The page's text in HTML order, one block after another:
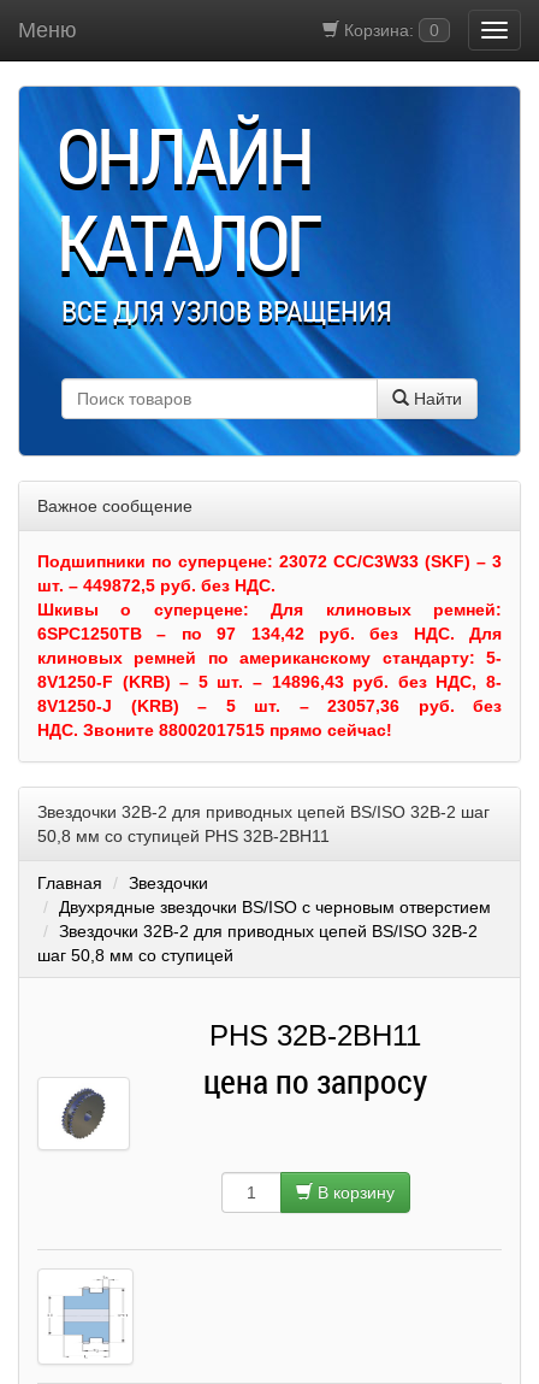
Корзина: 0
Меню
ОНЛАЙН
КАТАЛОГ
ВСЕ ДЛЯ УЗЛОВ ВРАЩЕНИЯ
Найти
Важное сообщение
Подшипники по суперцене: 23072 CC/C3W33 (SKF) – 3
шт. – 449872,5 руб. без НДС.
Шкивыо суперцене:Для клиновых ремней:
6SPC1250TB – по 97 134,42 руб. без НДС. Для
клиновых ремней по американскому стандарту: 5-
8V1250-F (KRB) – 5 шт. – 14896,43 руб. без НДС, 8-
8V1250-J (KRB) – 5 шт. – 23057,36 руб. без
НДС. Звоните 88002017515 прямо сейчас!
Звездочки 32B-2 для приводных цепей BS/ISO 32B-2 шаг
50,8 мм со ступицей PHS 32B-2BH11
Главная
Звездочки
Двухрядные звездочки BS/ISO с черновым отверстием
Звездочки 32B-2 для приводных цепей BS/ISO 32B-2
шаг 50,8 мм со ступицей
PHS 32B-2BH11
цена по запросу
В корзину